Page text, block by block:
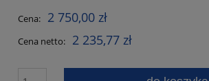
Cena: 2 750,00 zł
Cena netto: 2 235,77 zł